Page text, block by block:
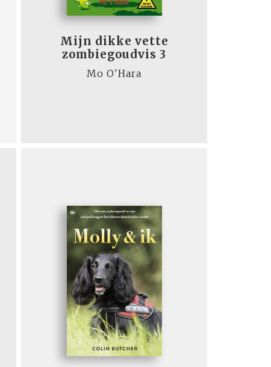
Mijn dikke vette
zombiegoudvis 3
Mo O'Hara